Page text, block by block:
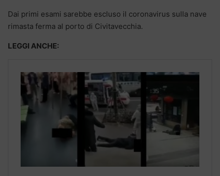
Dai primi esami sarebbe escluso il coronavirus sulla nave
rimasta ferma al porto di Civitavecchia.
LEGGI ANCHE: